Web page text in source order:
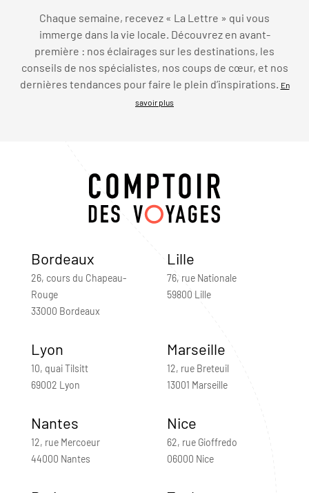
Chaque semaine, recevez « La Lettre » qui vous
immerge dans la vie locale. Découvrez en avant-
première : nos éclairages sur les destinations, les
conseils de nos spécialistes, nos coups de cœur, et nos
dernières tendances pour faire le plein d’inspirations.
En
savoir plus
Bordeaux
26, cours du Chapeau-
Rouge
33000 Bordeaux
Lille
76, rue Nationale
59800 Lille
Lyon
10, quai Tilsitt
69002 Lyon
Marseille
12, rue Breteuil
13001 Marseille
Nantes
12, rue Mercoeur
44000 Nantes
Nice
62, rue Gioffredo
06000 Nice